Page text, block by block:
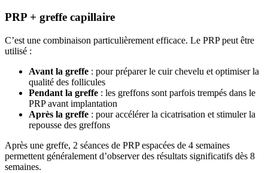
PRP + greffe capillaire
C’est une combinaison particulièrement efficace. Le PRP peut être
utilisé :
Avant la greffe : pour préparer le cuir chevelu et optimiser la
qualité des follicules
Pendant la greffe : les greffons sont parfois trempés dans le
PRP avant implantation
Après la greffe : pour accélérer la cicatrisation et stimuler la
repousse des greffons
Après une greffe, 2 séances de PRP espacées de 4 semaines
permettent généralement d’observer des résultats significatifs dès 8
semaines.